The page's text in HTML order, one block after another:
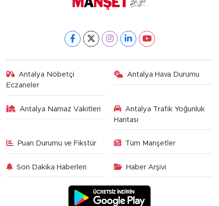
Antalya Nöbetçi
Eczaneler
Antalya Hava Durumu
Antalya Namaz Vakitleri
Antalya Trafik Yoğunluk
Haritası
Puan Durumu ve Fikstür Tüm Manşetler
Son Dakika Haberleri Haber Arşivi